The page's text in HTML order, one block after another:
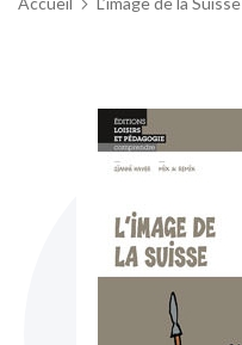
images